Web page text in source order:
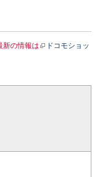
新の情報は
ドコモショッ